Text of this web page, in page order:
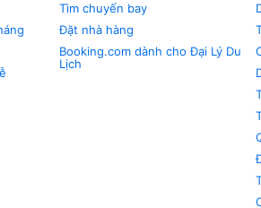
Tìm chuyến bay
Đặt nhà hàng
Booking.com dành cho Đại Lý Du
Lịch